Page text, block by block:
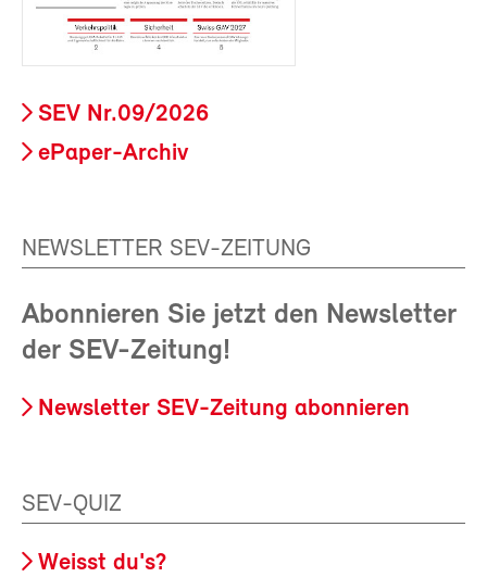
SEV Nr.09/2026
ePaper-Archiv
NEWSLETTER SEV-ZEITUNG
Abonnieren Sie jetzt den Newsletter
der SEV-Zeitung!
Newsletter SEV-Zeitung abonnieren
SEV-QUIZ
Weisst du's?